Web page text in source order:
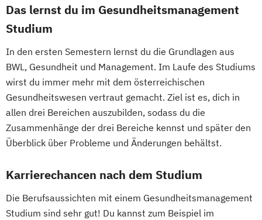
Das lernst du im Gesundheitsmanagement
Studium
In den ersten Semestern lernst du die Grundlagen aus
BWL, Gesundheit und Management. Im Laufe des Studiums
wirst du immer mehr mit dem österreichischen
Gesundheitswesen vertraut gemacht. Ziel ist es, dich in
allen drei Bereichen auszubilden, sodass du die
Zusammenhänge der drei Bereiche kennst und später den
Überblick über Probleme und Änderungen behältst.
Karrierechancen nach dem Studium
Die Berufsaussichten mit einem Gesundheitsmanagement
Studium sind sehr gut! Du kannst zum Beispiel im